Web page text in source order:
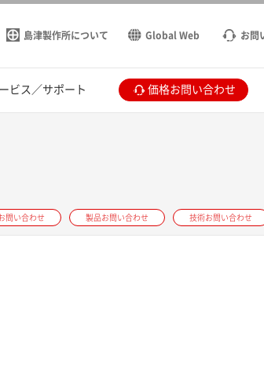
島津製作所について Global Web お問
ビス／サポート 価格お問い合わせ
問い合わせ 製品お問い合わせ 技術お問い合わせ